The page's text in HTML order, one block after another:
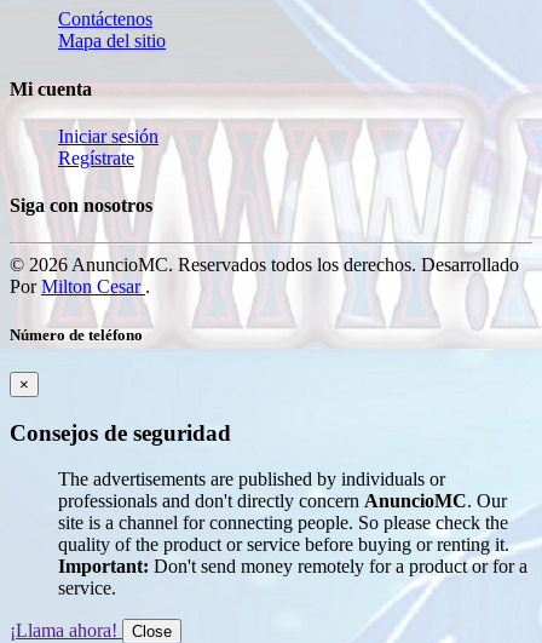
Contáctenos
Mapa del sitio
Mi cuenta
Iniciar sesión
Regístrate
Siga con nosotros
© 2026 AnuncioMC. Reservados todos los derechos. Desarrollado
PorMilton Cesar .
Número de teléfono
×
Consejos de seguridad
The advertisements are published by individuals or
professionals and don't directly concern AnuncioMC. Our
site is a channel for connecting people. So please check the
quality of the product or service before buying or renting it.
Important: Don't send money remotely for a product or for a
service.
¡Llama ahora! Close